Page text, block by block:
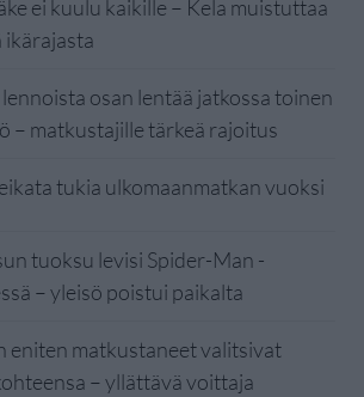
ei kuulu kaikille – Kela muistuttaa
ikärajasta
osan lentää jatkossa toinen
– matkustajille tärkeä rajoitus
tukia ulkomaanmatkan vuoksi
tuoksu levisi Spider-Man -
– yleisö poistui paikalta
eniten matkustaneet valitsivat
– yllättävä voittaja